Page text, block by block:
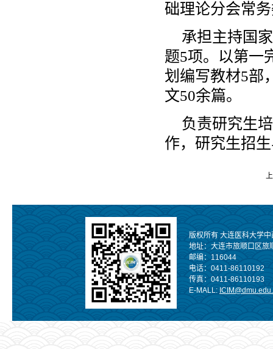
础理论分会常
承担主持国
题5项。以第一
划编写教材5部
文50余篇。
负责研究生
作，研究生招
版权所有 大连医科大学
地址：大连市旅顺口区旅
邮编：116044
电话：0411-86110192
传真：0411-86110193
E-MALL: